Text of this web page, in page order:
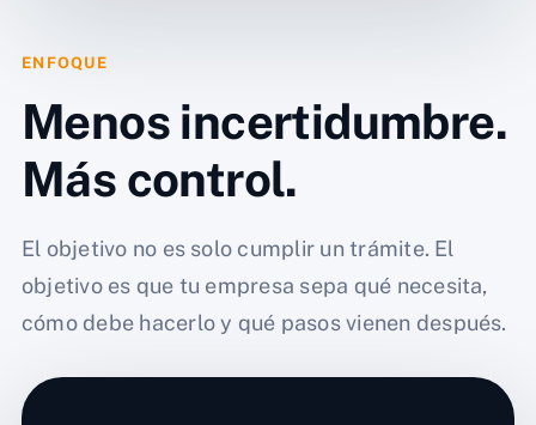
ENFOQUE
Menos incertidumbre.
Más control.
El objetivo no es solo cumplir un trámite. El
objetivo es que tu empresa sepa qué necesita,
cómo debe hacerlo y qué pasos vienen después.